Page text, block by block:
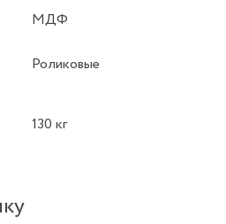
МДФ
Роликовые
130 кг